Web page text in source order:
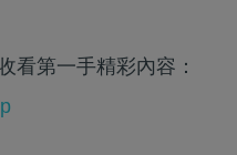
看第一手精彩內容：